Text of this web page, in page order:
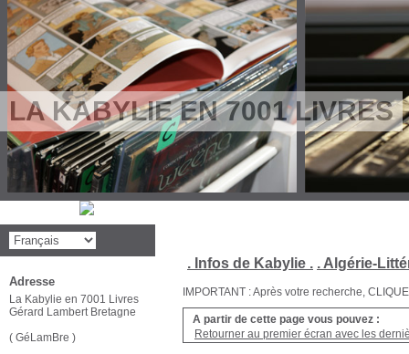
LA KABYLIE EN 7001 LIVRES
. Infos de Kabylie . . Algérie-
IMPORTANT : Après votre recherche,
A partir de cette page vous pouvez :
Retourner au premier écran avec les
Adresse
La Kabylie en 7001 Livres
Gérard Lambert Bretagne
( GéLamBre )